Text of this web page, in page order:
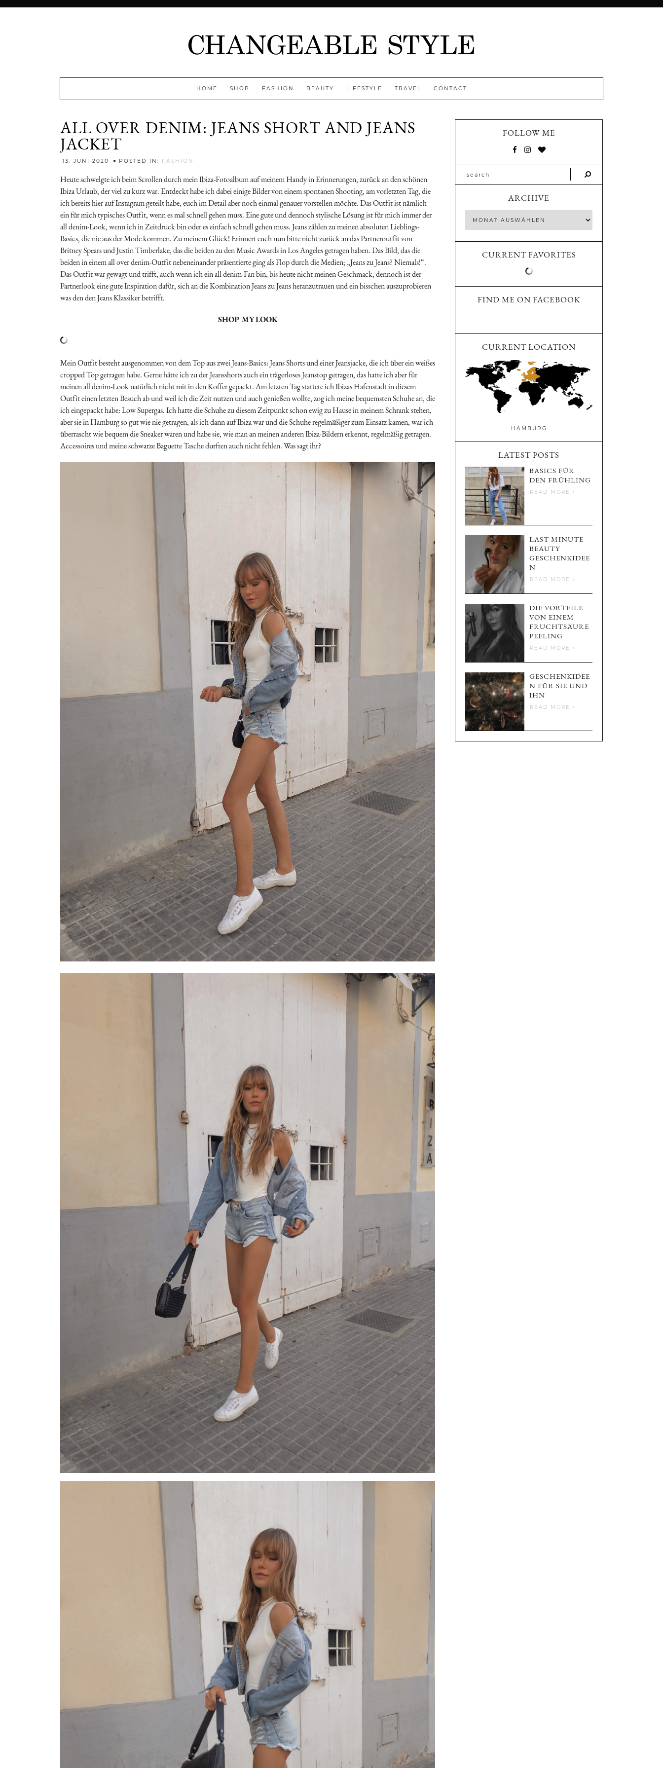
HOME SHOP FASHION BEAUTY LIFESTYLE TRAVEL CONTACT
ALL OVER DENIM: JEANS SHORT AND JEANS
JACKET
13. JUNI 2020 POSTED IN: FASHION
Heute schwelgte ich beim Scrollen durch mein Ibiza-Fotoalbum auf meinem Handy in Erinnerungen, zurück an den schönen
Ibiza Urlaub, der viel zu kurz war. Entdeckt habe ich dabei einige Bilder von einem spontanen Shooting, am vorletzten Tag, die
ich bereits hier auf Instagram geteilt habe, euch im Detail aber noch einmal genauer vorstellen möchte. Das Outfit ist nämlich
ein für mich typisches Outfit, wenn es mal schnell gehen muss. Eine gute und dennoch stylische Lösung ist für mich immer der
all denim-Look, wenn ich in Zeitdruck bin oder es einfach schnell gehen muss. Jeans zählen zu meinen absoluten Lieblings-
Basics, die nie aus der Mode kommen.Zu meinem Glück!Erinnert euch nun bitte nicht zurück an das Partneroutfit von
Britney Spears und Justin Timberlake, das die beiden zu den Music Awards in Los Angeles getragen haben. Das Bild, das die
beiden in einem all over denim-Outfit nebeneinander präsentierte ging als Flop durch die Medien; „Jeans zu Jeans? Niemals!“.
Das Outfit war gewagt und trifft, auch wenn ich ein all denim-Fan bin, bis heute nicht meinen Geschmack, dennoch ist der
Partnerlook eine gute Inspiration dafür, sich an die Kombination Jeans zu Jeans heranzutrauen und ein bisschen auszuprobieren
was den den Jeans Klassiker betrifft.
SHOP MY LOOK
Mein Outfit besteht ausgenommen von dem Top aus zwei Jeans-Basics: Jeans Shorts und einer Jeansjacke, die ich über ein weißes
cropped Top getragen habe. Gerne hätte ich zu der Jeansshorts auch ein trägerloses Jeanstop getragen, das hatte ich aber für
meinen all denim-Look natürlich nicht mit in den Koffer gepackt. Am letzten Tag stattete ich Ibizas Hafenstadt in diesem
Outfit einen letzten Besuch ab und weil ich die Zeit nutzen und auch genießen wollte, zog ich meine bequemsten Schuhe an, die
ich eingepackt habe: Low Supergas. Ich hatte die Schuhe zu diesem Zeitpunkt schon ewig zu Hause in meinem Schrank stehen,
aber sie in Hamburg so gut wie nie getragen, als ich dann auf Ibiza war und die Schuhe regelmäßiger zum Einsatz kamen, war ich
überrascht wie bequem die Sneaker waren und habe sie, wie man an meinen anderen Ibiza-Bildern erkennt, regelmäßig getragen.
Accessoires und meine schwarze Baguette Tasche durften auch nicht fehlen. Was sagt ihr?
FOLLOW ME
ARCHIVE
CURRENT FAVORITES
FIND ME ON FACEBOOK
CURRENT LOCATION
HAMBURG
LATEST POSTS
BASICS FÜR
DEN FRÜHLING
READ MORE
LAST MINUTE
BEAUTY
GESCHENKIDEE
N
READ MORE
DIE VORTEILE
VON EINEM
FRUCHTSÄURE
PEELING
READ MORE
GESCHENKIDEE
N FÜR SIE UND
IHN
READ MORE